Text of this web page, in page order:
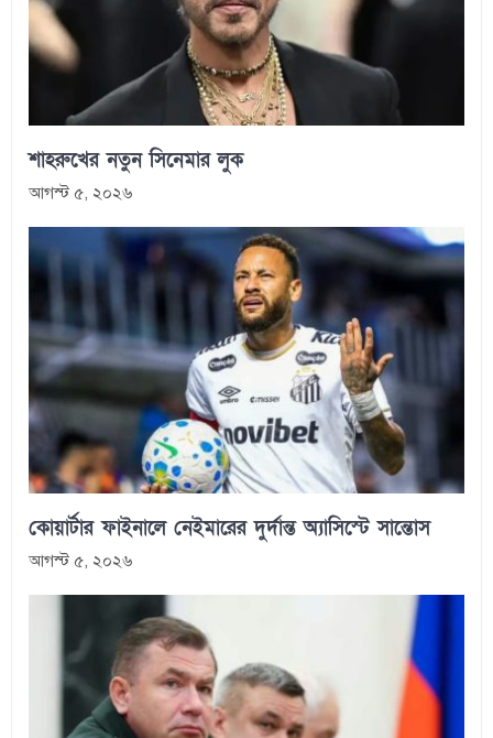
শাহরুখের নতুন সিনেমার লুক
আগস্ট ৫, ২০২৬
কোয়ার্টার ফাইনালে নেইমারের দুর্দান্ত অ্যাসিস্টে সান্তোস
আগস্ট ৫, ২০২৬